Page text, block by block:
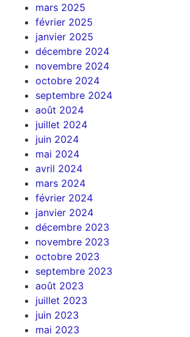
mars 2025
février 2025
janvier 2025
décembre 2024
novembre 2024
octobre 2024
septembre 2024
août 2024
juillet 2024
juin 2024
mai 2024
avril 2024
mars 2024
février 2024
janvier 2024
décembre 2023
novembre 2023
octobre 2023
septembre 2023
août 2023
juillet 2023
juin 2023
mai 2023